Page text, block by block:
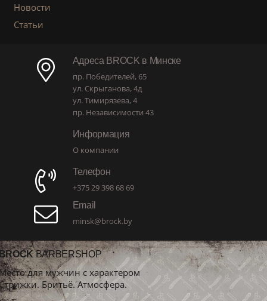
Новости
Статьи
Адреса BROCK в Минске
пр. Победителей, 65
ул. Скрыганова, 4д
ул. Тимирязева, 4
пр. Независимости 43
Информация
О компании
Телефон
+375 29 398 68 69
Email
minsk@brock.by
BARBERSHOP
для мужчин с характером
Бритьё. Атмосфера.